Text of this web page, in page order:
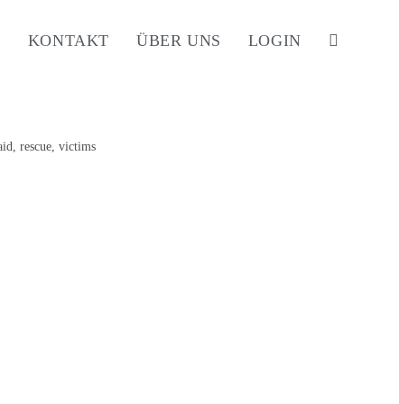
KONTAKT ÜBER UNS LOGIN